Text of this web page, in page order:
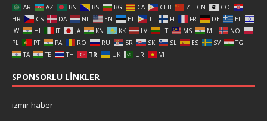
AR AZ BN BS BG CA CEB ZH-CN
CO
HR
CS DA NL EN ET TL FI FR DE
EL
IW
HI IT JA KN KK LV LT MS ML
NO
PL
PT PA RO RU SR SK SL ES SV
TG
TA
TE TH TR UK UR VI
SPONSORLU LINKLER
izmir haber